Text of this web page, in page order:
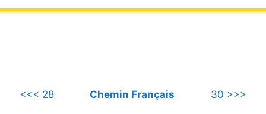
.
<<< 28 Chemin Français 30 >>>